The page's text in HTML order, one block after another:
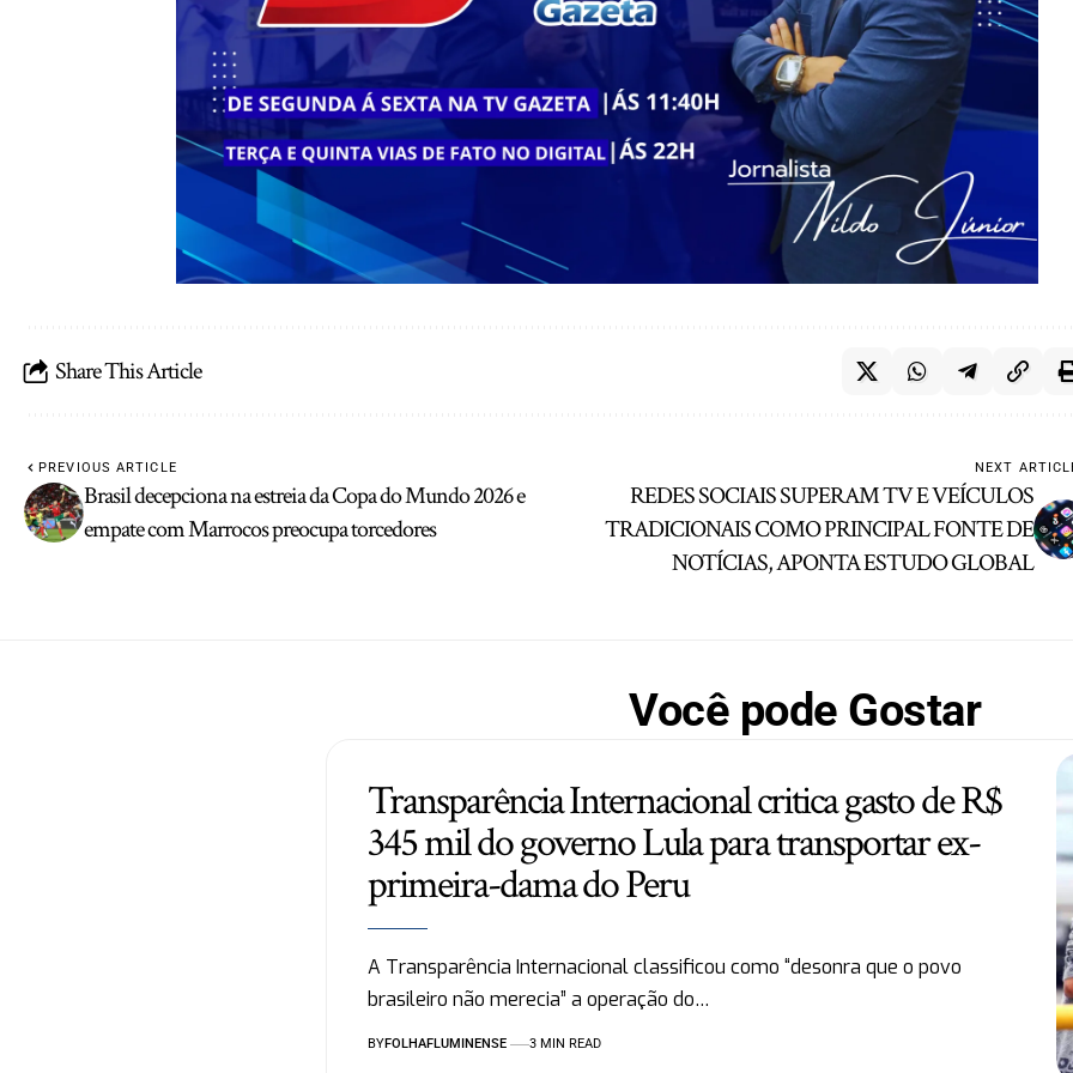
Share This Article
PREVIOUS ARTICLE
Brasil decepciona na estreia da Copa do Mundo 2026 e
empate com Marrocos preocupa torcedores
NEXT
REDES SOCIAIS SUPERAM TV E VEÍCULOS
TRADICIONAIS COMO PRINCIPAL FONTE DE
NOTÍCIAS, APONTA ESTUDO GLOBAL
Você pode Gostar
Transparência Internacional critica gasto de R$
345 mil do governo Lula para transportar ex-
primeira-dama do Peru
A Transparência Internacional classificou como “desonra que o povo
brasileiro não merecia” a operação do…
BYFOLHAFLUMINENSE 3 MIN READ